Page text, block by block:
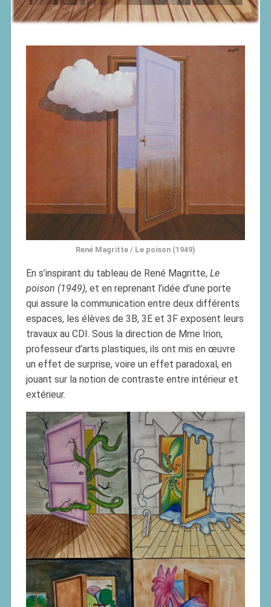
René Magritte / Le poison (1949)
En s’inspirant du tableau de René Magritte, Le
poison (1949), et en reprenant l’idée d’une porte
qui assure la communication entre deux différents
espaces, les élèves de 3B, 3E et 3F exposent leurs
travaux au CDI. Sous la direction de Mme Irion,
professeur d’arts plastiques, ils ont mis en œuvre
un effet de surprise, voire un effet paradoxal, en
jouant sur la notion de contraste entre intérieur et
extérieur.